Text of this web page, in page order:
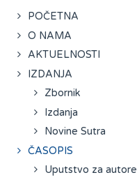
POČETNA
O NAMA
AKTUELNOSTI
IZDANJA
Zbornik
Izdanja
Novine Sutra
ČASOPIS
Uputstvo za autore